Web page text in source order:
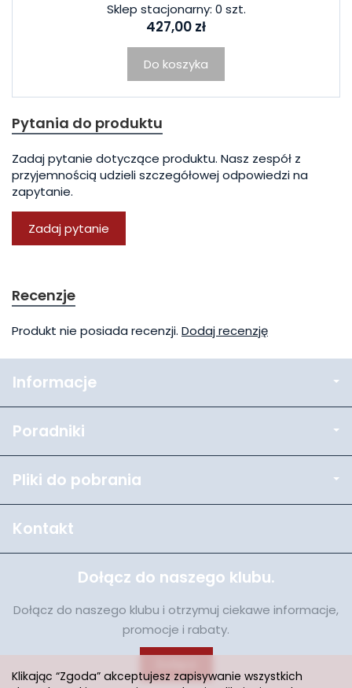
Sklep stacjonarny: 0 szt.
427,00 zł
Do koszyka
Pytania do produktu
Zadaj pytanie dotyczące produktu. Nasz zespół z
przyjemnością udzieli szczegółowej odpowiedzi na
zapytanie.
Zadaj pytanie
Recenzje
Produkt nie posiada recenzji. Dodaj recenzję
Informacje
Poradniki
Pliki do pobrania
Kontakt
Dołącz do naszego klubu.
Dołącz do naszego klubu i otrzymuj ciekawe informacje,
promocje i rabaty.
Klikając “Zgoda” akceptujesz zapisywanie wszystkich